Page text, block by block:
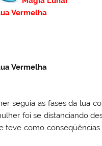
Vermelha
Vermelha
seguia as fases da lua
foi se distanciando
teve como